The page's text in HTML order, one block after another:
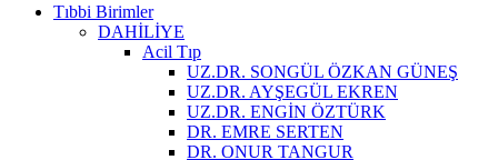
Tıbbi Birimler
DAHİLİYE
Acil Tıp
UZ.DR. SONGÜL ÖZKAN GÜNEŞ
UZ.DR. AYŞEGÜL EKREN
UZ.DR. ENGİN ÖZTÜRK
DR. EMRE SERTEN
DR. ONUR TANGUR